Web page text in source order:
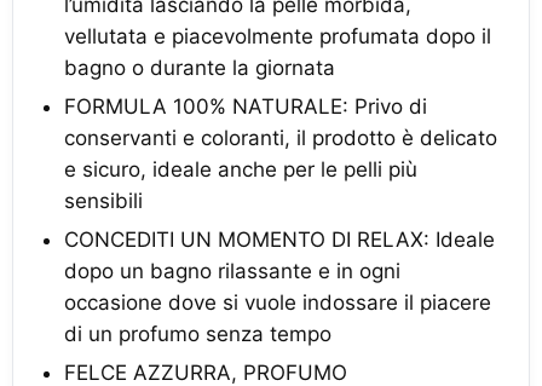
l’umidità lasciando la pelle morbida,
vellutata e piacevolmente profumata dopo il
bagno o durante la giornata
FORMULA 100% NATURALE: Privo di
conservanti e coloranti, il prodotto è delicato
e sicuro, ideale anche per le pelli più
sensibili
CONCEDITI UN MOMENTO DI RELAX: Ideale
dopo un bagno rilassante e in ogni
occasione dove si vuole indossare il piacere
di un profumo senza tempo
FELCE AZZURRA, PROFUMO